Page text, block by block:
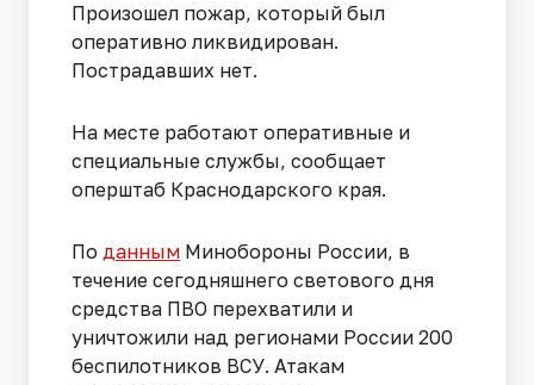
Произошел пожар, который был
оперативно ликвидирован.
Пострадавших нет.
На месте работают оперативные и
специальные службы, сообщает
оперштаб Краснодарского края.
По данным Минобороны России, в
течение сегодняшнего светового дня
средства ПВО перехватили и
уничтожили над регионами России 200
беспилотников ВСУ. Атакам